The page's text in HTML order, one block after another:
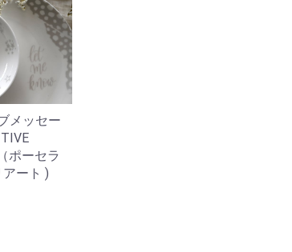
メッセー
ポーセラ
ート )